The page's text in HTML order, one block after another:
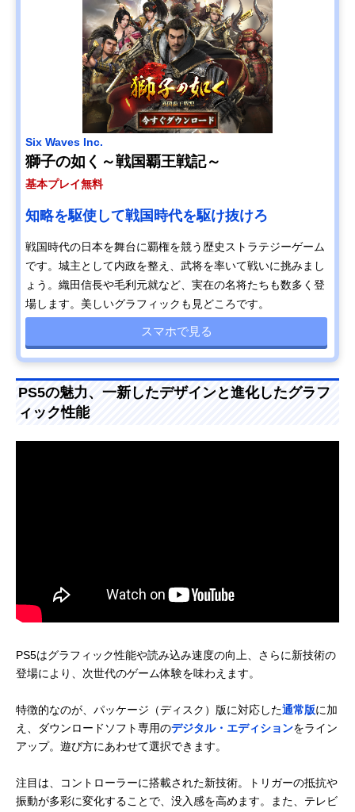
Six Waves Inc.
獅子の如く～戦国覇王戦記～
基本プレイ無料
知略を駆使して戦国時代を駆け抜けろ
戦国時代の日本を舞台に覇権を競う歴史ストラテジーゲーム
です。城主として内政を整え、武将を率いて戦いに挑みまし
ょう。織田信長や毛利元就など、実在の名将たちも数多く登
場します。美しいグラフィックも見どころです。
スマホで見る
PS5の魅力、一新したデザインと進化したグラフ
ィック性能
PS5はグラフィック性能や読み込み速度の向上、さらに新技術の
登場により、次世代のゲーム体験を味わえます。
特徴的なのが、パッケージ（ディスク）版に対応した通常版に加
え、ダウンロードソフト専用のデジタル・エディションをライン
アップ。遊び方にあわせて選択できます。
注目は、コントローラーに搭載された新技術。トリガーの抵抗や
振動が多彩に変化することで、没入感を高めます。また、テレビ